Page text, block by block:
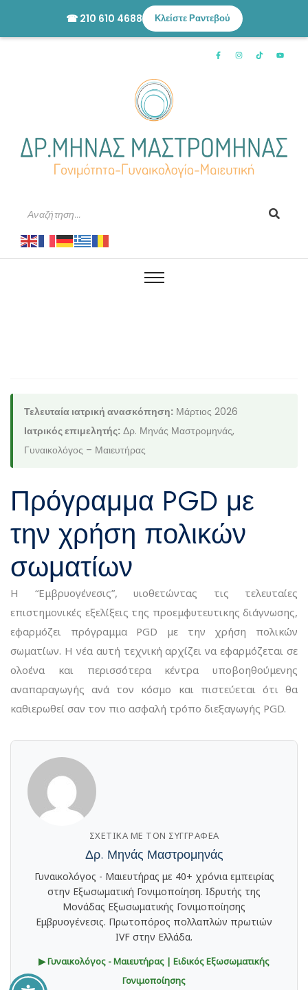
Τελευταία ιατρική ανασκόπηση: Μάρτιος 2026
Ιατρικός επιμελητής: Δρ. Μηνάς Μαστρομηνάς,
Γυναικολόγος – Μαιευτήρας
Πρόγραμμα PGD με
την χρήση πολικών
σωματίων
H “Εμβρυογένεσις”, υιοθετώντας τις τελευταίες
επιστημονικές εξελίξεις της προεμφυτευτικης διάγνωσης,
εφαρμόζει πρόγραμμα PGD με την χρήση πολικών
σωματίων. Η νέα αυτή τεχνική αρχίζει να εφαρμόζεται σε
ολοένα και περισσότερα κέντρα υποβοηθούμενης
αναπαραγωγής ανά τον κόσμο και πιστεύεται ότι θα
καθιερωθεί σαν τον πιο ασφαλή τρόπο διεξαγωγής PGD.
ΣΧΕΤΙΚΆ ΜΕ ΤΟΝ ΣΥΓΓΡΑΦΈΑ
Δρ. Μηνάς Μαστρομηνάς
Γυναικολόγος - Μαιευτήρας με 40+ χρόνια εμπειρίας
στην Εξωσωματική Γονιμοποίηση. Ιδρυτής της
Μονάδας Εξωσωματικής Γονιμοποίησης
Εμβρυογένεσις. Πρωτοπόρος πολλαπλών πρωτιών
IVF στην Ελλάδα.
▶ Γυναικολόγος - Μαιευτήρας | Ειδικός Εξωσωματικής
Γονιμοποίησης
☎ 210 610 4688 Κλείστε Ραντεβού